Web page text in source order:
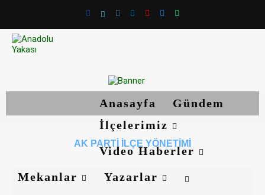
Anasayfa
Gündem
İlçelerimiz
Video Haberler
Mekanlar
Yazarlar
AK PARTI ILÇE YÖNETIMI